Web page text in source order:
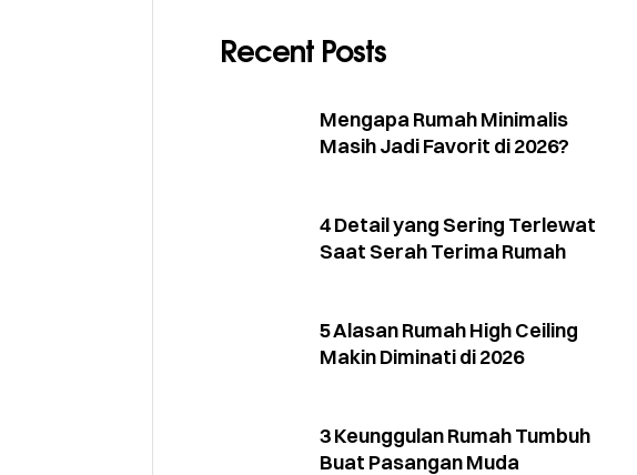
Recent Posts
Mengapa Rumah Minimalis
Masih Jadi Favorit di 2026?
4 Detail yang Sering Terlewat
Saat Serah Terima Rumah
5 Alasan Rumah High Ceiling
Makin Diminati di 2026
3 Keunggulan Rumah Tumbuh
Buat Pasangan Muda